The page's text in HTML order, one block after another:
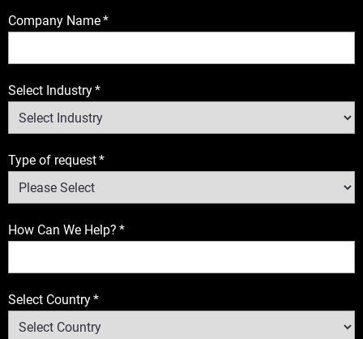
Company Name*
Select Industry*
Type of request*
How Can We Help? *
Select Country*